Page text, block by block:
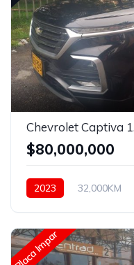
Chevrolet Captiva
$80,000,000
2023 32,000KM
Placa Impar